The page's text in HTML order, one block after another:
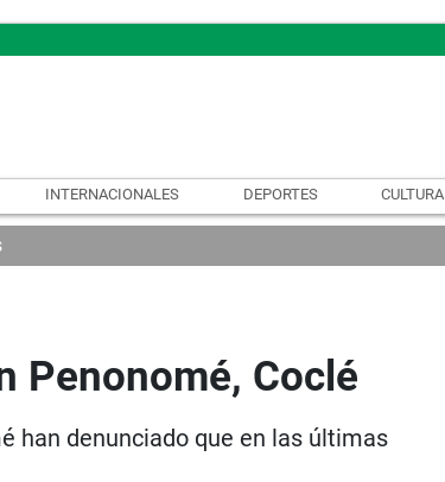
INTERNACIONALES DEPORTES CULTURA
Penonomé, Coclé
han denunciado que en las últimas